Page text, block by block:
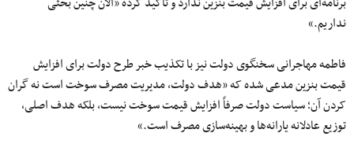
نداریم.»
فاطمه مهاجرانی سخنگوی دولت نیز با تکذیب خبر طرح دولت برای افزایش
قیمت بنزین مدعی شده که «هدف دولت، مدیریت مصرف سوخت است نه گران
کردن آن؛ سیاست دولت صرفاً افزایش قیمت سوخت نیست، بلکه هدف اصلی،
توزیع عادلانه یارانه‌ها و بهینه‌سازی مصرف است.»